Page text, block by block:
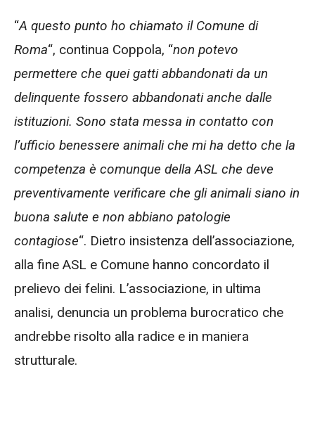
“A questo punto ho chiamato il Comune di
Roma“, continua Coppola, “non potevo
permettere che quei gatti abbandonati da un
delinquente fossero abbandonati anche dalle
istituzioni. Sono stata messa in contatto con
l’ufficio benessere animali che mi ha detto che la
competenza è comunque della ASL che deve
preventivamente verificare che gli animali siano in
buona salute e non abbiano patologie
contagiose“. Dietro insistenza dell’associazione,
alla fine ASL e Comune hanno concordato il
prelievo dei felini. L’associazione, in ultima
analisi, denuncia un problema burocratico che
andrebbe risolto alla radice e in maniera
strutturale.